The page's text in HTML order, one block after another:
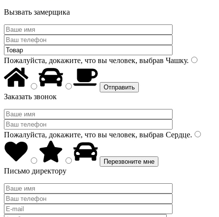
Вызвать замерщика
Пожалуйста, докажите, что вы человек, выбрав Чашку.
Заказать звонок
Пожалуйста, докажите, что вы человек, выбрав Сердце.
Письмо директору